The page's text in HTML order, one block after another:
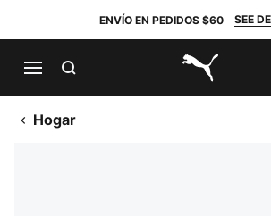
ENVÍO EN PEDIDOS $60 SEE
PUMA.com
Hogar